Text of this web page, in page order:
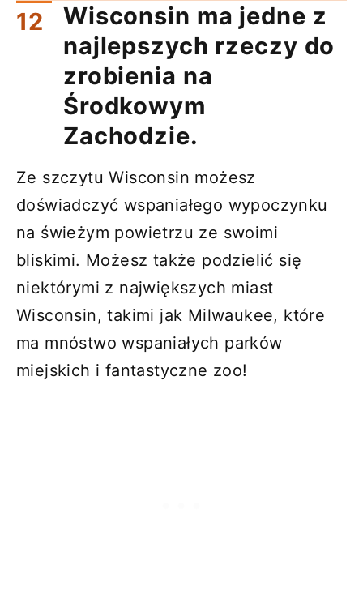
Wisconsin ma jedne z
najlepszych rzeczy do
zrobienia na
Środkowym
Zachodzie.
Ze szczytu Wisconsin możesz
doświadczyć wspaniałego wypoczynku
na świeżym powietrzu ze swoimi
bliskimi. Możesz także podzielić się
niektórymi z największych miast
Wisconsin, takimi jak Milwaukee, które
ma mnóstwo wspaniałych parków
miejskich i fantastyczne zoo!